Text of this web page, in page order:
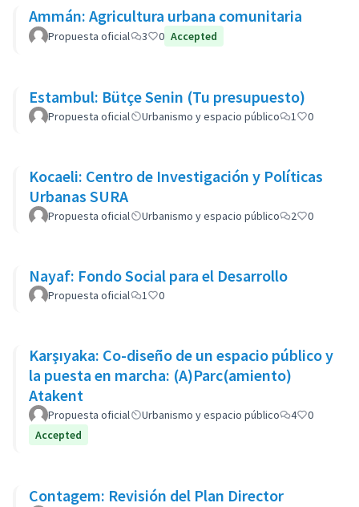
Ammán: Agricultura urbana comunitaria
Propuesta oficial 3 0 Accepted
Estambul: Bütçe Senin (Tu presupuesto)
Propuesta oficial Urbanismo y espacio público 1 0
Kocaeli: Centro de Investigación y Políticas
Urbanas SURA
Propuesta oficial Urbanismo y espacio público 2 0
Nayaf: Fondo Social para el Desarrollo
Propuesta oficial 1 0
Karşıyaka: Co-diseño de un espacio público y
la puesta en marcha: (A)Parc(amiento)
Atakent
Propuesta oficial Urbanismo y espacio público 4
0
Accepted
Contagem: Revisión del Plan Director